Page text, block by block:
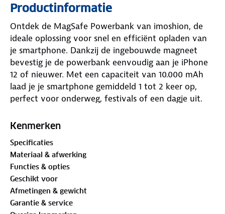
Productinformatie
Ontdek de MagSafe Powerbank van imoshion, de
ideale oplossing voor snel en efficiënt opladen van
je smartphone. Dankzij de ingebouwde magneet
bevestig je de powerbank eenvoudig aan je iPhone
12 of nieuwer. Met een capaciteit van 10.000 mAh
laad je je smartphone gemiddeld 1 tot 2 keer op,
perfect voor onderweg, festivals of een dagje uit.
De powerbank biedt veelzijdige
bedraad via een USB-C poort met 20 Watt en een
USB-A poort met 18 Watt. Beide poorten
ondersteunen snelladen met Power Delivery en
Quick Charge technologie. Met de meegeleverde
USB-C kabel laad je de powerbank zelf snel op in
ongeveer 3 uur.
Kenmerken
Specificaties
Materiaal & afwerking
Functies & opties
Geschikt voor
Afmetingen & gewicht
Garantie & service